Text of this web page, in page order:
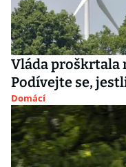
Vláda proškrtala
Podívejte se,
Domácí